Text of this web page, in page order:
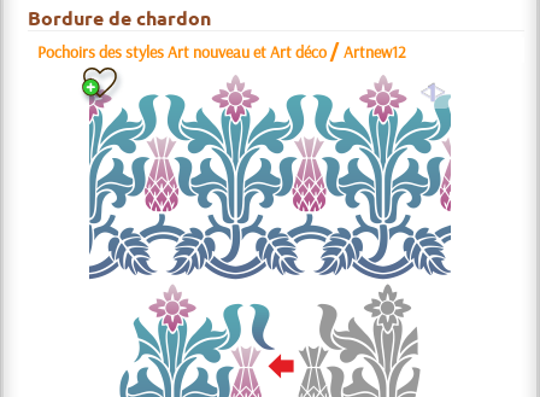
Bordure de chardon
Pochoirs des styles Art nouveau et Art déco /Artnew12
a